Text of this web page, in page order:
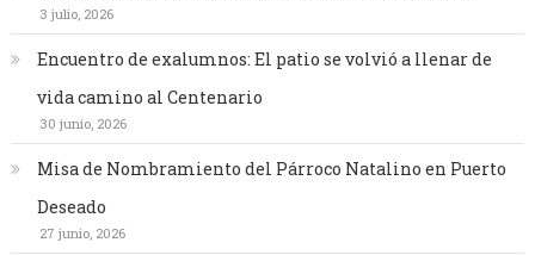
3 julio, 2026
Encuentro de exalumnos: El patio se volvió a llenar de
vida camino al Centenario
30 junio, 2026
Misa de Nombramiento del Párroco Natalino en Puerto
Deseado
27 junio, 2026